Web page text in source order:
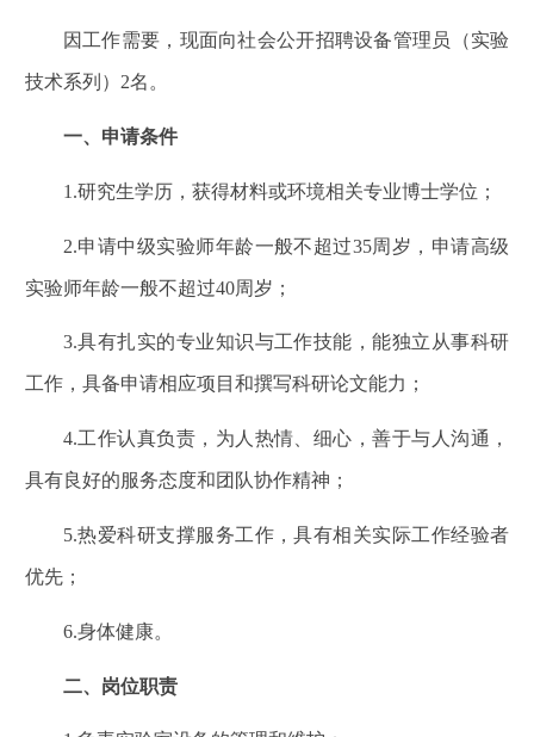
因工作需要，现面向社会公开招聘设备管理员（实验
技术系列） 2名。
一、申请条件
1.研究生学历，获得材料或环境相关专业博士学位；
2.申请中级实验师年龄一般不超过35周岁，申请高级
实验师年龄一般不超过40周岁；
3.具有扎实的专业知识与工作技能，能独立从事科研
工作，具备申请相应项目和撰写科研论文能力；
4.工作认真负责，为人热情、细心，善于与人沟通，
具有良好的服务态度和团队协作精神；
5.热爱科研支撑服务工作，具有相关实际工作经验者
优先；
6.身体健康。
二、岗位职责